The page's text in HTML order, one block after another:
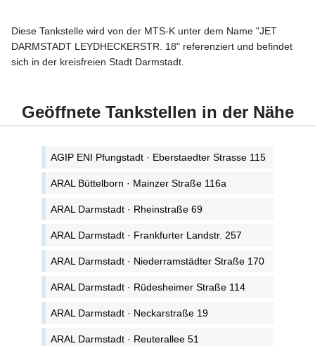
Diese Tankstelle wird von der MTS-K unter dem Name "JET
DARMSTADT LEYDHECKERSTR. 18" referenziert und befindet
sich in der kreisfreien Stadt Darmstadt.
Geöffnete Tankstellen in der Nähe
AGIP ENI Pfungstadt · Eberstaedter Strasse 115
ARAL Büttelborn · Mainzer Straße 116a
ARAL Darmstadt · Rheinstraße 69
ARAL Darmstadt · Frankfurter Landstr. 257
ARAL Darmstadt · Niederramstädter Straße 170
ARAL Darmstadt · Rüdesheimer Straße 114
ARAL Darmstadt · Neckarstraße 19
ARAL Darmstadt · Reuterallee 51